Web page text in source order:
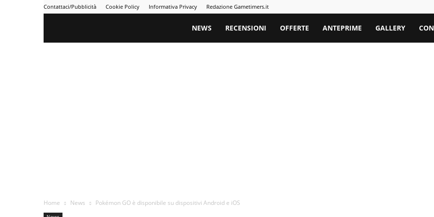
Contattaci/Pubblicità Cookie Policy Informativa Privacy Redazione Gametimers.it
Gametimers
NEWS RECENSIONI OFFERTE ANTEPRIME GALLERY
Home News Pokémon GO è disponibile su dispositivi Android e iOS